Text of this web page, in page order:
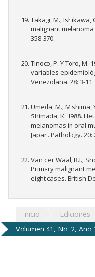
Takagi, M.; Ishikawa,
malignant melanoma
358-370.
Tinoco, P. Y Toro, M.
variables
Venezolana. 28: 3-11.
Umeda, M.; Mishima,
Shimada, K. 1988.
melanomas in oral
Japan. Pathology. 20:
Van der Waal, R.I.;
Primary malignant
eight cases. British
Inicio
Ediciones
Volumen 41, No. 2, Año